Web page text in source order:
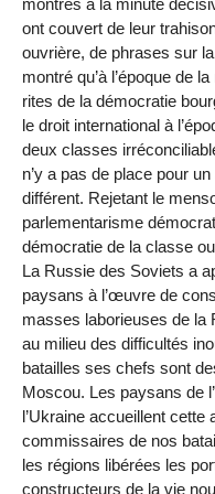
montrés à la minute
ont couvert de leur
ouvrière, de phrases sur
montré qu’à l’époque de
rites de la démocratie
le droit international à
deux classes
n’y a pas de place pour
différent. Rejetant le
parlementarisme
démocratie de la classe
La Russie des Soviets a
paysans à l’œuvre de
masses laborieuses de la
au milieu des difficultés
batailles ses chefs sont
Moscou. Les paysans de
l’Ukraine accueillent cette
commissaires de nos
les régions libérées les
constructeurs de la vie